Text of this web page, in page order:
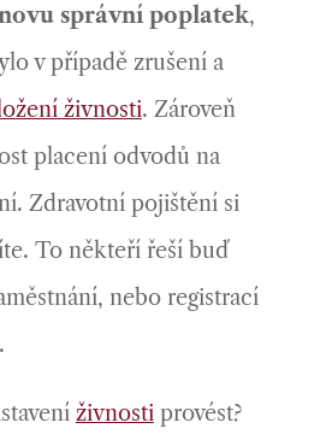
správní poplatek,
v případě zrušení a
živnosti. Zároveň
placení odvodů na
Zdravotní pojištění si
To někteří řeší buď
nebo registrací
živnostiprovést?